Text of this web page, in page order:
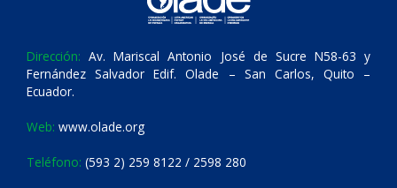
Dirección: Av. Mariscal Antonio José de Sucre N58-63 y
Fernández Salvador Edif. Olade – San Carlos, Quito –
Ecuador.
Web: www.olade.org
Teléfono: (593 2) 259 8122 / 2598 280